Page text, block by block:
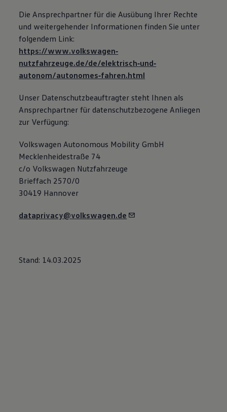
Die Ansprechpartner für die Ausübung Ihrer Rechte
und weitergehender Informationen finden Sie unter
folgendem Link:
https://www.volkswagen‐
nutzfahrzeuge.de/de/elektrisch‐und‐
autonom/autonomes‐fahren.html
Unser Datenschutzbeauftragter steht Ihnen als
Ansprechpartner für datenschutzbezogene Anliegen
zur Verfügung:
Volkswagen Autonomous Mobility GmbH
Mecklenheidestraße 74
c/o Volkswagen Nutzfahrzeuge
Brieffach 2570/0
30419 Hannover
dataprivacy@volkswagen.de
Stand: 14.03.2025